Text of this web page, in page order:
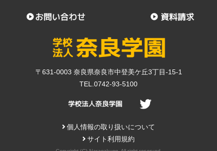
〒631-0003 奈良県奈良市中登美ケ丘3丁目-15-1
TEL.0742-93-5100
個人情報の取り扱いについて
サイト利用規約